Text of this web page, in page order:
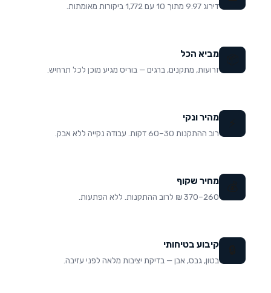
דירוג 9.97 מתוך 10 עם 1,772 ביקורות מאומתות.
מביא הכל
זרועות, מתקנים, ברגים — בוריס מגיע מוכן לכל תרחיש.
מהיר ונקי
רוב ההתקנות 30–60 דקות. עבודה נקייה ללא אבק.
מחיר שקוף
260–370 ₪ לרוב ההתקנות. ללא הפתעות.
קיבוע בטיחותי
בטון, גבס, אבן — בדיקת יציבות מלאה לפני עזיבה.